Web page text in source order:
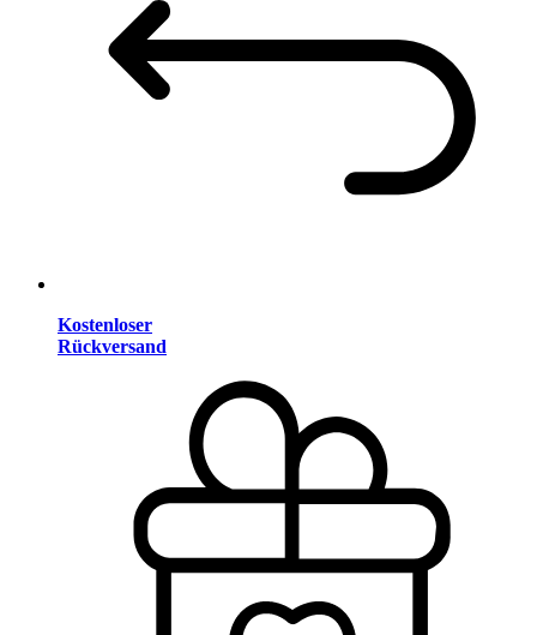
Kostenloser
Rückversand